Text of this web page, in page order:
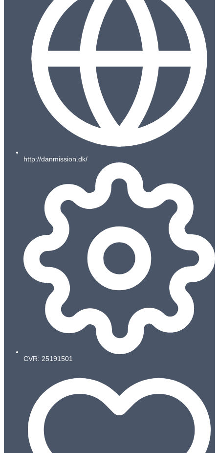
http://danmission.dk/
CVR: 25191501